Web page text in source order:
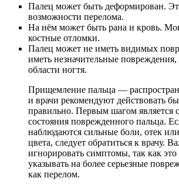
Палец может быть деформирован.
возможности перелома.
На нём может быть рана и кровь.
костные отломки.
Палец может не иметь видимых
иметь незначительные повреждения,
области ногтя.
Прищемление пальца —
и врачи рекомендуют действовать
правильно. Первым шагом является
состояния поврежденного пальца.
наблюдаются сильные боли, отек
цвета, следует обратиться к врачу.
игнорировать симптомы, так как
указывать на более серьезные
как перелом.